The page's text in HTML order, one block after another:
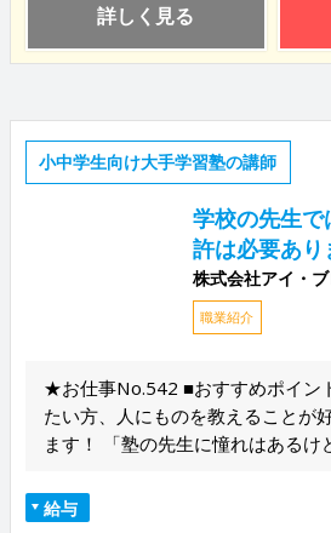
詳しく見る
小中学生向け大手学習塾の講師
学校の先生
許は必要あり
株式会社アイ・
職業紹介
★お仕事No.542 ■おすすめポイン
たい方、人にものを教えることが
ます！ 「塾の先生に憧れはあるけ
給与